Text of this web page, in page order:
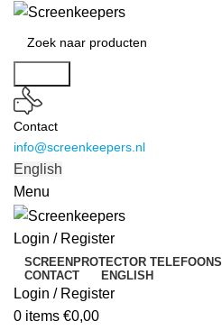
Contact
info@screenkeepers.nl
English
Menu
Login / Register
SCREENPROTECTOR TELEFOONS
CONTACT
ENGLISH
Login / Register
0 items €0,00